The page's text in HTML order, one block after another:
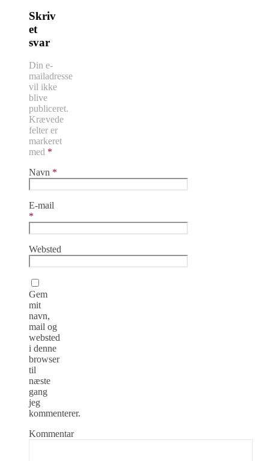
Skriv
et
svar
Din e-
mailadresse
vil ikke
blive
publiceret.
Krævede
felter er
markeret
med *
Navn *
E-mail
*
Websted
Gem
mit
navn,
mail og
websted
i denne
browser
til
næste
gang
jeg
kommenterer.
Kommentar